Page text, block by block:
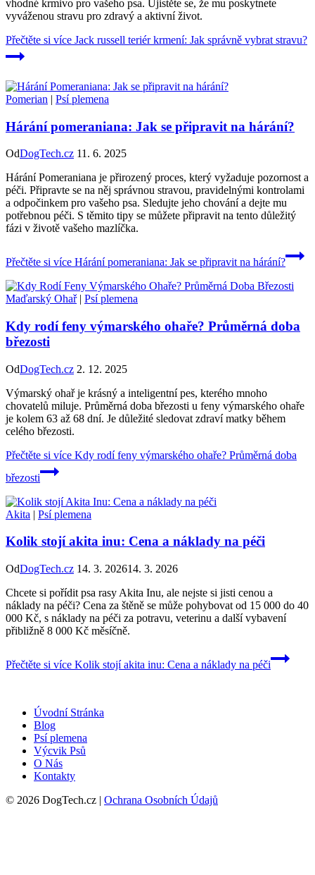
vhodné krmivo pro vašeho psa. Ujistěte se, že mu poskytnete
vyváženou stravu pro zdravý a aktivní život.
Přečtěte si více Jack russell teriér krmení: Jak správně vybrat stravu?
Pomerian | Psí plemena
Hárání pomeraniana: Jak se připravit na hárání?
OdDogTech.cz 11. 6. 2025
Hárání Pomeraniana je přirozený proces, který vyžaduje pozornost a
péči. Připravte se na něj správnou stravou, pravidelnými kontrolami
a odpočinkem pro vašeho psa. Sledujte jeho chování a dejte mu
potřebnou péči. S těmito tipy se můžete připravit na tento důležitý
fázi v životě vašeho mazlíčka.
Přečtěte si více Hárání pomeraniana: Jak se připravit na hárání?
Maďarský Ohař| Psí plemena
Kdy rodí feny výmarského ohaře? Průměrná doba
březosti
OdDogTech.cz 2. 12. 2025
Výmarský ohař je krásný a inteligentní pes, kterého mnoho
chovatelů miluje. Průměrná doba březosti u feny výmarského ohaře
je kolem 63 až 68 dní. Je důležité sledovat zdraví matky během
celého březosti.
Přečtěte si více Kdy rodí feny výmarského ohaře? Průměrná doba
březosti
Akita | Psí plemena
Kolik stojí akita inu: Cena a náklady na péči
OdDogTech.cz 14. 3. 202614. 3. 2026
Chcete si pořídit psa rasy Akita Inu, ale nejste si jisti cenou a
náklady na péči? Cena za štěně se může pohybovat od 15 000 do 40
000 Kč, s náklady na péči za potravu, veterinu a další vybavení
přibližně 8 000 Kč měsíčně.
Přečtěte si více Kolik stojí akita inu: Cena a náklady na péči
Úvodní Stránka
Blog
Psí plemena
Výcvik Psů
O Nás
Kontakty
© 2026 DogTech.cz | Ochrana Osobních Údajů